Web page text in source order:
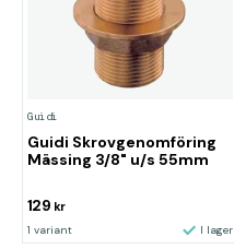
Guidi
Guidi Skrovgenomföring
Mässing 3/8" u/s 55mm
129 kr
1 variant I lager